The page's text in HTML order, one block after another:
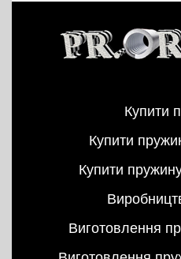
Купити
Купити
Купити
Виготовлення